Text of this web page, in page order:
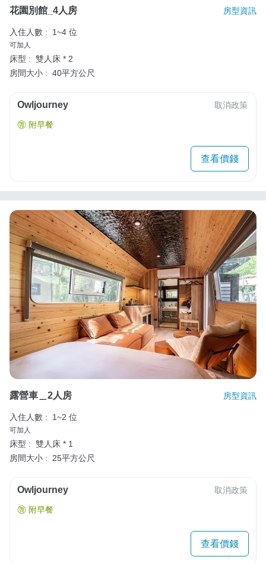
花園別館_4人房 房型資訊
入住人數 : 1~4 位
可加人
床型 : 雙人床 * 2
房間大小 : 40平方公尺
Owljourney 取消政策
附早餐
查看價錢
露營車＿2人房 房型資訊
入住人數 : 1~2 位
可加人
床型 : 雙人床 * 1
房間大小 :
25平方公尺
Owljourney 取消政策
附早餐
查看價錢